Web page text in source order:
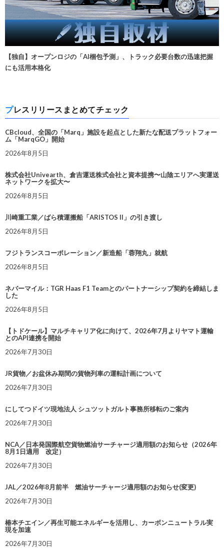
【独自】オープンロジの「AI梱包予測」、トラック必要台数の迅速把握
にも活用本格化
プレスリリースまとめてチェック
CBcloud、全国の「Marq」施設を起点とした新たな配送プラットフォー
ム「MarqGO」開始
2026年8月5日
株式会社Univearth、倉吉運送株式会社と資本提携〜山陰エリアへ実運送
ネットワークを拡大〜
2026年8月5日
川崎重工業／ばら積運搬船「ARISTOS II」の引き渡し
2026年8月5日
フジトランスコーポレーション／新造船「蓉翔丸」就航
2026年8月5日
ネバーマイル：TGR Haas F1 Teamとのパートナーシップ契約を締結しま
した
2026年8月5日
【トドケール】マルチキャリア化に向けて、2026年7月よりヤマト運輸
とのAPI連携を開始
2026年7月30日
JR貨物／お盆休み期間の貨物列車の運転計画について
2026年7月30日
にしてつドイツ現地法人 シュツットガルト事務所移転のご案内
2026年7月30日
NCA／日本発国際航空貨物燃油サーチャージ適用額のお知らせ（2026年
8月1日適用 改定）
2026年7月30日
JAL／2026年8月前半 燃油サーチャージ適用額のお知らせ(変更)
2026年7月30日
椿本チエイン／再生可能エネルギーを活用し、カーボンニュートラル実
現を加速
2026年7月30日